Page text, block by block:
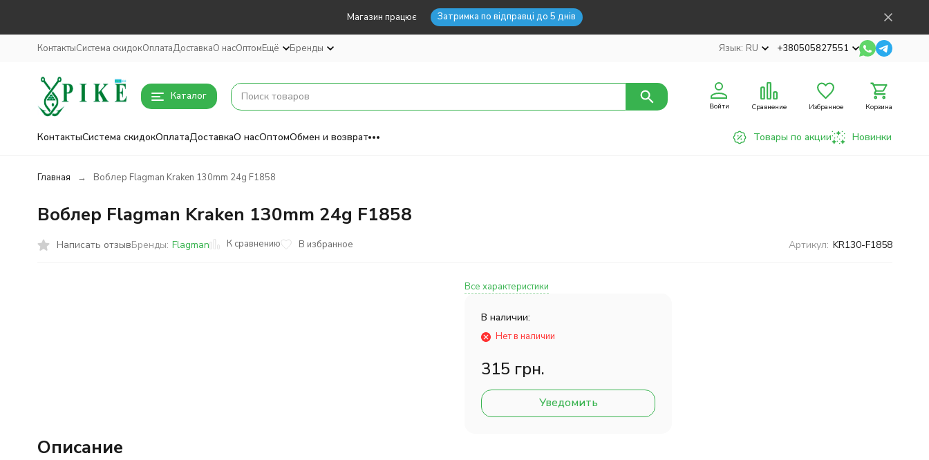
Магазин працює Затримка по відправці до 5 днів
КонтактыСистема скидокОплатаДоставкаО насОптомЕщё Бренды Язык: RU +380505827551
Каталог
Войти Сравнение Избранное Корзина
КонтактыСистема скидокОплатаДоставкаО насОптомОбмен и возврат Товары по акции Новинки
Главная Воблер Flagman Kraken 130mm 24g F1858
Воблер Flagman Kraken 130mm 24g F1858
Написать отзывБренды: Flagman К сравнению В избранное Артикул: KR130-F1858
Все характеристики
В наличии:
Нет в наличии
315 грн.
Уведомить
Описание